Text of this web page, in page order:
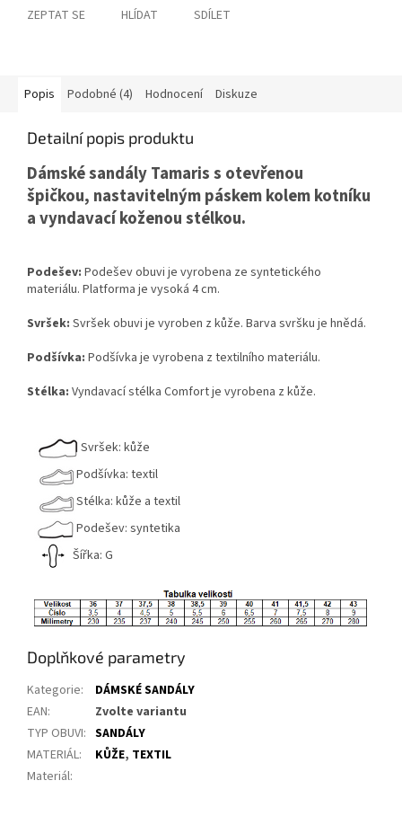
ZEPTAT SE HLÍDAT SDÍLET
Popis Podobné (4) Hodnocení Diskuze
Detailní popis produktu
Dámské sandály Tamaris s otevřenou
špičkou, nastavitelným páskem kolem kotníku
a vyndavací koženou stélkou.
Podešev: Podešev obuvi je vyrobena ze syntetického
materiálu. Platforma je vysoká 4 cm.
Svršek: Svršek obuvi je vyroben z kůže. Barva svršku je hnědá.
Podšívka: Podšívka je vyrobena z textilního materiálu.
Stélka: Vyndavací stélka Comfort je vyrobena z kůže.
Svršek: kůže
Podšívka: textil
Stélka: kůže a textil
Podešev: syntetika
Šířka: G
Doplňkové parametry
Kategorie:
DÁMSKÉ SANDÁLY
EAN:
Zvolte variantu
TYP OBUVI: SANDÁLY
MATERIÁL: KŮŽE, TEXTIL
Materiál: